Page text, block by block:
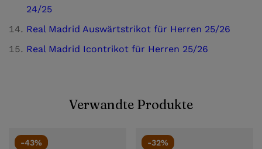
24/25
Real Madrid Auswärtstrikot für Herren 25/26
Real Madrid Icontrikot für Herren 25/26
Verwandte Produkte
-43% -32%